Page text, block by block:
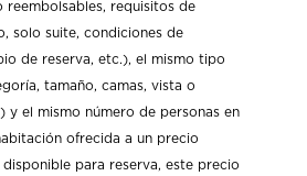
reembolsables, requisitos de
solo suite, condiciones de
de reserva, etc.), el mismo tipo
tamaño, camas, vista o
y el mismo número de personas en
ofrecida a un precio
para reserva, este precio